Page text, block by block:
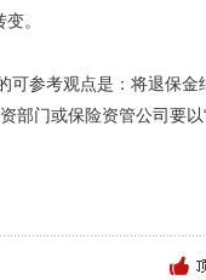
。
参考观点是：将退保金
部门或保险资管公司要